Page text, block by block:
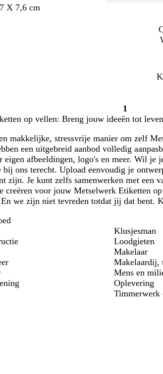
X 7,6 cm
Pagina
1
1
op vellen: Breng jouw ideeën tot
makkelijke, stressvrije manier om zelf
een uitgebreid aanbod volledig
eigen afbeeldingen, logo's en meer. Wil je
bij ons terecht. Upload eenvoudig je
zijn. Je kunt zelfs samenwerken met een
creëren voor jouw Metselwerk Etiketten
we zijn niet tevreden totdat jij dat bent.
Klusjesman
Loodgieten
Makelaar
Makelaardij,
Mens en
Oplevering
Timmerwerk